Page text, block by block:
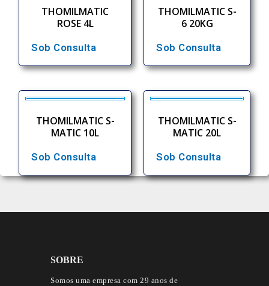
THOMILMATIC
ROSE 4L
Sob Consulta
THOMILMATIC S-
6 20KG
Sob Consulta
THOMILMATIC S-
MATIC 10L
Sob Consulta
THOMILMATIC S-
MATIC 20L
Sob Consulta
SOBRE
Somos uma empresa com 29 anos de